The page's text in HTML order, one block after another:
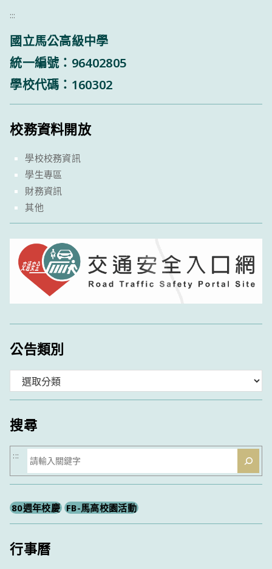
:::
國立馬公高級中學
統一編號：96402805
學校代碼：160302
校務資料開放
學校校務資訊
學生專區
財務資訊
其他
公告類別
類
搜尋
搜
尋
:::
80週年校慶 FB-馬高校園活動
行事曆